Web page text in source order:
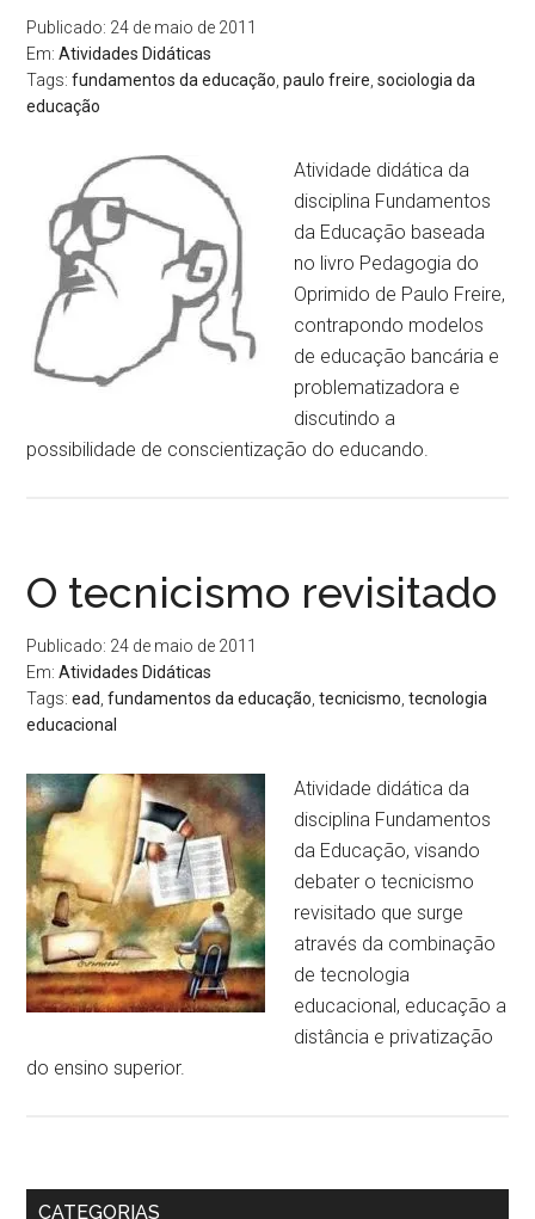
Publicado: 24 de maio de 2011
Em:Atividades Didáticas
Tags:fundamentos da educação ,paulo freire ,sociologia da
educação
Atividade didática da
disciplina Fundamentos
da Educação baseada
no livro Pedagogia do
Oprimido de Paulo Freire,
contrapondo modelos
de educação bancária e
problematizadora e
discutindo a
possibilidade de conscientização do educando.
O tecnicismo revisitado
Publicado: 24 de maio de 2011
Em:Atividades Didáticas
Tags:ead ,fundamentos da educação ,tecnicismo ,tecnologia
educacional
Atividade didática da
disciplina Fundamentos
da Educação, visando
debater o tecnicismo
revisitado que surge
através da combinação
de tecnologia
educacional, educação a
distância e privatização
do ensino superior.
CATEGORIAS